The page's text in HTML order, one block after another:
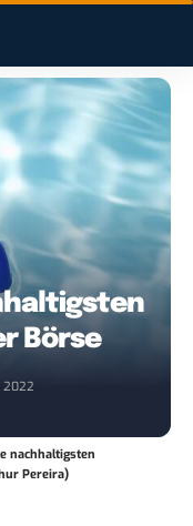
Börse
2022
nachhaltigsten
Pereira)